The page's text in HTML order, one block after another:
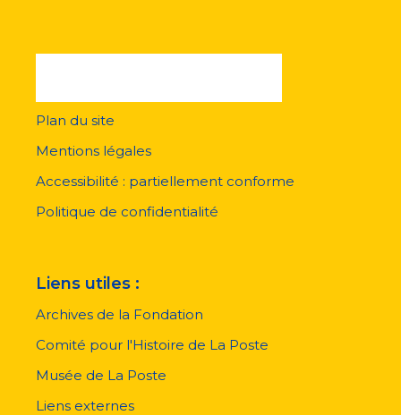
pied
page
Plan du site
Mentions légales
Accessibilité : partiellement conforme
Politique de confidentialité
Liens utiles :
Archives de la Fondation
Comité pour l'Histoire de La Poste
Musée de La Poste
Liens externes